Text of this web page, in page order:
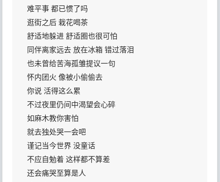
难平事 都已惯了吗
逛街之后 栽花喝茶
舒适地躲进 舒适圈也很可怕
同伴离家远去 放在冰箱 错过落泪
也未曾给苦海孤雏提议一句
怀内团火 像被小偷偷去
你说 活得这么累
不过夜里仍间中渴望会心碎
如麻木教你害怕
就去独处哭一会吧
谨记当今世界 没童话
不应自勉着 这样都不算差
还会痛哭至算是人